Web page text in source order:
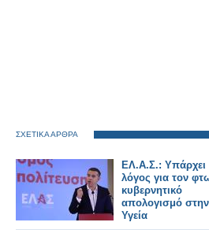
ΣΧΕΤΙΚΑ ΑΡΘΡΑ
ΕΛ.Α.Σ.: Υπάρχει
λόγος για τον
κυβερνητικό
απολογισμό στην
Υγεία